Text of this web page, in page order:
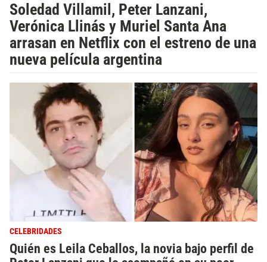
Soledad Villamil, Peter Lanzani,
Verónica Llinás y Muriel Santa Ana
arrasan en Netflix con el estreno de una
nueva película argentina
CELEBRIDADES
Quién es Leila Ceballos, la novia bajo perfil de